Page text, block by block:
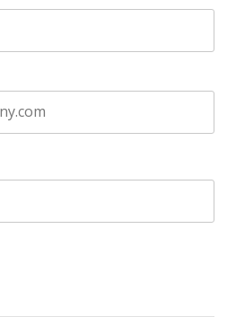
purposes and should be